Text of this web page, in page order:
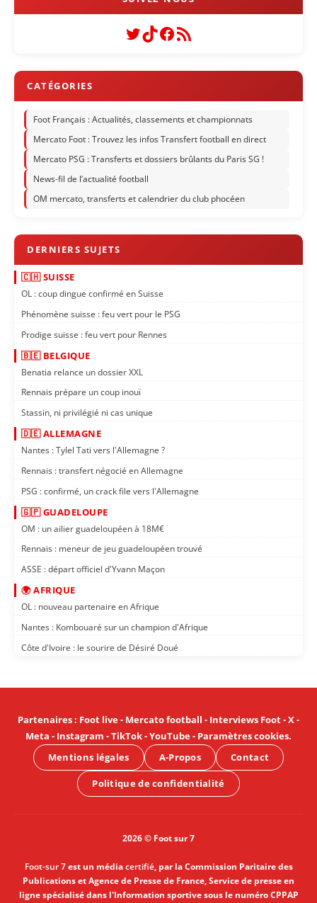
Twitter
TikTok
Facebook
Flux RSS
Foot Français : Actualités, classements et championnats
Mercato Foot : Trouvez les infos Transfert football en direct
Mercato PSG : Transferts et dossiers brûlants du Paris SG !
News-fil de l’actualité football
OM mercato, transferts et calendrier du club phocéen
🇨🇭 SUISSE
OL : coup dingue confirmé en Suisse
Phénomène suisse : feu vert pour le PSG
Prodige suisse : feu vert pour Rennes
🇧🇪 BELGIQUE
Benatia relance un dossier XXL
Rennais prépare un coup inouï
Stassin, ni privilégié ni cas unique
🇩🇪 ALLEMAGNE
Nantes : Tylel Tati vers l'Allemagne ?
Rennais : transfert négocié en Allemagne
PSG : confirmé, un crack file vers l'Allemagne
🇬🇵 GUADELOUPE
OM : un ailier guadeloupéen à 18M€
Rennais : meneur de jeu guadeloupéen trouvé
ASSE : départ officiel d'Yvann Maçon
🌍 AFRIQUE
OL : nouveau partenaire en Afrique
Nantes : Kombouaré sur un champion d'Afrique
Côte d'Ivoire : le sourire de Désiré Doué
Partenaires: Foot live- Mercato football - Interviews Foot-X-
Meta - Instagram -TikTok-YouTube- Paramètres cookies.
Mentions légales
A-Propos Contact
Politique de confidentialité
2026 © Foot sur 7
Foot-sur 7est un médiacertifié, par la Commission Paritaire des
Publications et Agence de Presse de France, Service de presse en
ligne spécialisé dans l'Information sportive sous le numéro CPPAP